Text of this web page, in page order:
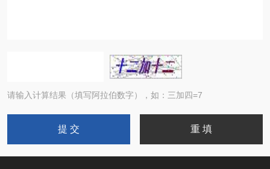
请输入计算结果（填写阿拉伯数字），如：三加四=7